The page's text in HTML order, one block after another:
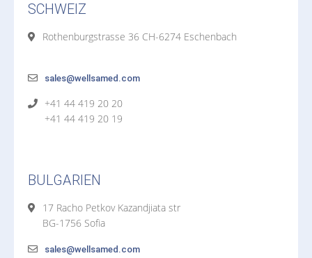
SCHWEIZ
Rothenburgstrasse 36 CH-6274 Eschenbach
sales@wellsamed.com
+41 44 419 20 20
+41 44 419 20 19
BULGARIEN
17 Racho Petkov Kazandjiata str
BG-1756 Sofia
sales@wellsamed.com